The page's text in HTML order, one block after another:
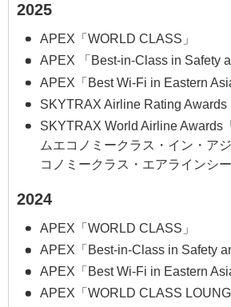
2025
APEX「WORLD CLASS」
APEX 「Best-in-Class in Safety
APEX「Best Wi-Fi in Eastern
SKYTRAX Airline Rating Awards
SKYTRAX World Airline Awards
ムエコノミークラス・イン・ア
コノミークラス・エアラインシー
2024
APEX「WORLD CLASS」
APEX「Best-in-Class in Safety
APEX「Best Wi-Fi in Eastern
APEX「WORLD CLASS